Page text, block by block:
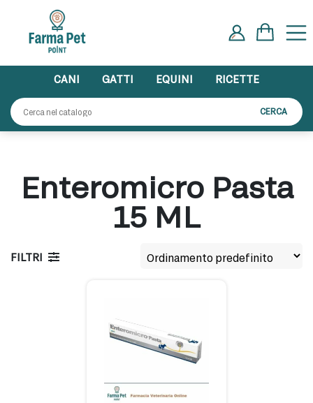
content
CANI GATTI EQUINI
RICETTE
CERCA
Enteromicro Pasta
15 ML
FILTRI